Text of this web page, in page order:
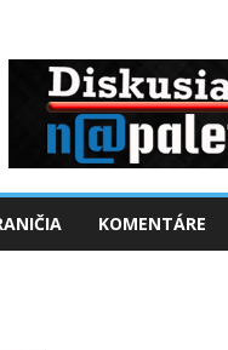
KOMENTÁRE